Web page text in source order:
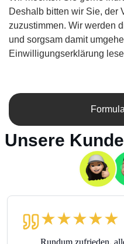
Deshalb bitten wir Sie, der
zuzustimmen. Wir werden
und sorgsam damit
Einwilligungserklärung
Unsere
★★★★★